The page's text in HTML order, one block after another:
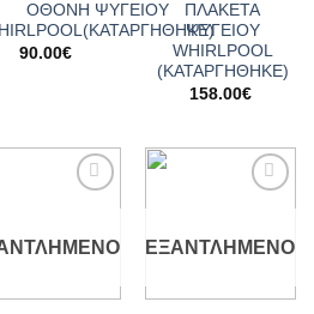
ΟΘΟΝΗ ΨΥΓΕΙΟΥ
90.00€
ΠΛΑΚΕΤΑ
ΨΥΓΕΙΟΥ
WHIRLPOOL
(ΚΑΤΑΡΓΗΘΗΚΕ)
158.00€
ΕΞΑΝΤΛΗΜΈΝΟ